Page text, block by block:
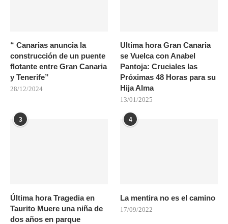
“ Canarias anuncia la
construcción de un puente
flotante entre Gran Canaria
y Tenerife”
28/12/2024
Ultima hora Gran Canaria
se Vuelca con Anabel
Pantoja: Cruciales las
Próximas 48 Horas para su
Hija Alma
13/01/2025
3
Última hora Tragedia en
Taurito Muere una niña de
dos años en parque
4
La mentira no es el camino
17/09/2022